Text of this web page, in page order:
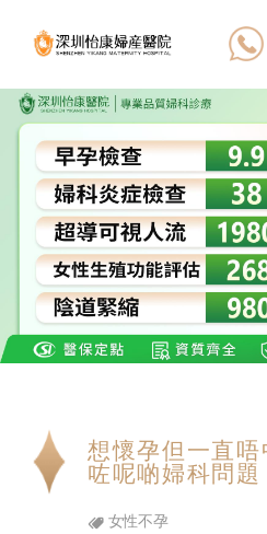
想懷孕但一直
咗呢啲婦科問題
女性不孕